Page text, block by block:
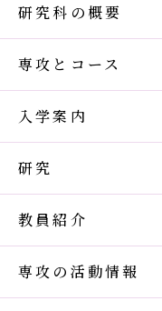
研究科の概要
専攻とコース
入学案内
研究
教員紹介
専攻の活動情報